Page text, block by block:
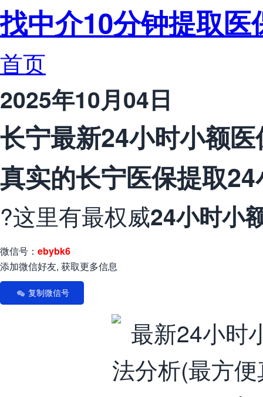
找中介10分钟提取医
首页
2025年10月04日
长宁最新24小时小额
真实的长宁医保提取
?这里有最权威24小时小
微信号： ebybk6
添加微信好友, 获取更多信息
复制微信号